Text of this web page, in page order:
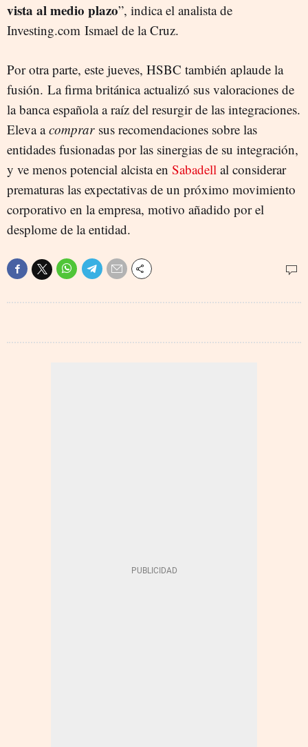
vista al medio plazo”, indica el analista de
Investing.com Ismael de la Cruz.
Por otra parte, este jueves, HSBC también aplaude la
fusión. La firma británica actualizó sus valoraciones de
la banca española a raíz del resurgir de las integraciones.
Eleva acomprarsus recomendaciones sobre las
entidades fusionadas por las sinergias de su integración,
y ve menos potencial alcista en Sabadell al considerar
prematuras las expectativas de un próximo movimiento
corporativo en la empresa, motivo añadido por el
desplome de la entidad.